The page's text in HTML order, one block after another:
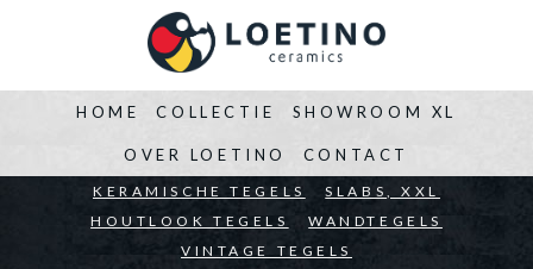
HOME
BEDRIJVEN ARCHITECTEN PARTICULIEREN
COLLECTIE
KERAMISCHE TEGELS
SLABS, XXL
HOUTLOOK TEGELS
WANDTEGELS
VINTAGE TEGELS
SHOWROOM XL
OVER LOETINO CONTACT